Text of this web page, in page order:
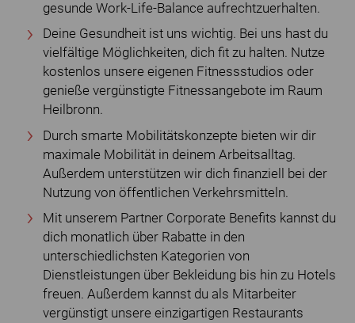
gesunde Work-Life-Balance aufrechtzuerhalten.
Deine Gesundheit ist uns wichtig. Bei uns hast du
vielfältige Möglichkeiten, dich fit zu halten. Nutze
kostenlos unsere eigenen Fitnessstudios oder
genieße vergünstigte Fitnessangebote im Raum
Heilbronn.
Durch smarte Mobilitätskonzepte bieten wir dir
maximale Mobilität in deinem Arbeitsalltag.
Außerdem unterstützen wir dich finanziell bei der
Nutzung von öffentlichen Verkehrsmitteln.
Mit unserem Partner Corporate Benefits kannst du
dich monatlich über Rabatte in den
unterschiedlichsten Kategorien von
Dienstleistungen über Bekleidung bis hin zu Hotels
freuen. Außerdem kannst du als Mitarbeiter
vergünstigt unsere einzigartigen Restaurants